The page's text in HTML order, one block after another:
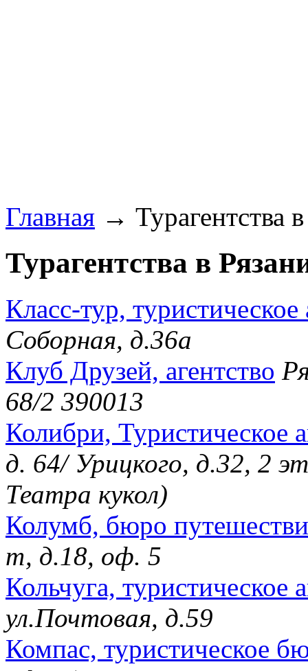
Главная → Турагентства
Турагентства в
Класс-тур, туристическое
Соборная, д.36а
Клуб Друзей, агентство
68/2 390013
Колибри, Туристическое
д. 64/ Урицкого, д.32, 2
Театра кукол)
Колумб, бюро
т, д.18, оф. 5
Кольчуга, туристическое
ул.Почтовая, д.59
Компас, туристическое